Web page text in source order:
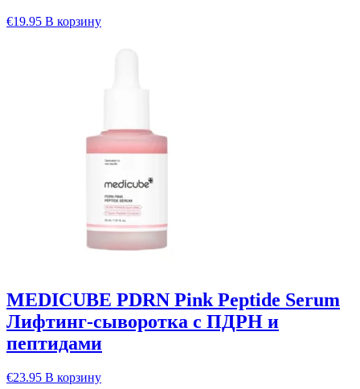
€19.95 В корзину
MEDICUBE PDRN Pink Peptide Serum
Лифтинг-сыворотка с ПДРН и
пептидами
€23.95 В корзину